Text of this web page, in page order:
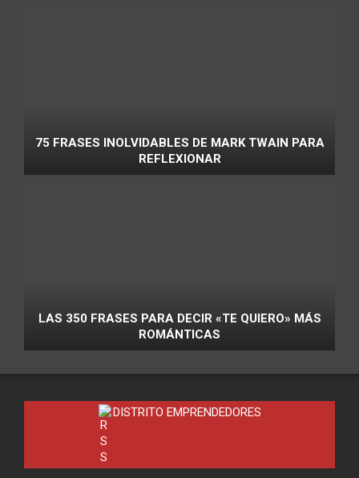
75 FRASES INOLVIDABLES DE MARK TWAIN PARA
REFLEXIONAR
LAS 350 FRASES PARA DECIR «TE QUIERO» MÁS
ROMÁNTICAS
DISTRITO EMPRENDEDORES